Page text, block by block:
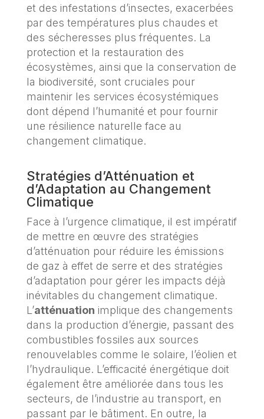
et des infestations d’insectes, exacerbées
par des températures plus chaudes et
des sécheresses plus fréquentes. La
protection et la restauration des
écosystèmes, ainsi que la conservation de
la biodiversité, sont cruciales pour
maintenir les services écosystémiques
dont dépend l’humanité et pour fournir
une résilience naturelle face au
changement climatique.
Stratégies d’Atténuation et
d’Adaptation au Changement
Climatique
Face à l’urgence climatique, il est impératif
de mettre en œuvre des stratégies
d’atténuation pour réduire les émissions
de gaz à effet de serre et des stratégies
d’adaptation pour gérer les impacts déjà
inévitables du changement climatique.
L’atténuation implique des changements
dans la production d’énergie, passant des
combustibles fossiles aux sources
renouvelables comme le solaire, l’éolien et
l’hydraulique. L’efficacité énergétique doit
également être améliorée dans tous les
secteurs, de l’industrie au transport, en
passant par le bâtiment. En outre, la